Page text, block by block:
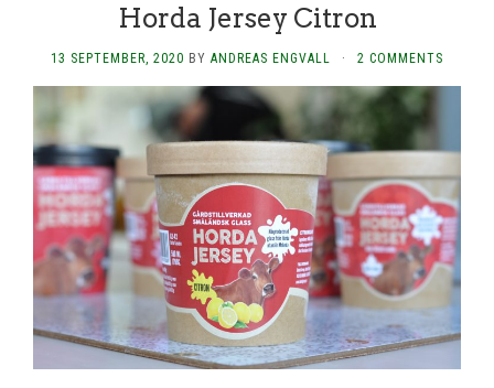
Horda Jersey Citron
13 SEPTEMBER, 2020 BY ANDREAS ENGVALL · 2 COMMENTS